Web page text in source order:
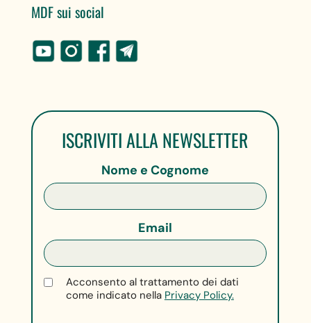
MDF sui social
ISCRIVITI ALLA NEWSLETTER
Nome e Cognome
Email
Acconsento al trattamento dei dati
come indicato nella Privacy Policy.